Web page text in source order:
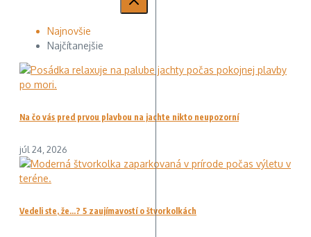
Najnovšie
Najčítanejšie
Na čo vás pred prvou plavbou na jachte nikto neupozorní
júl 24, 2026
Vedeli ste, že…? 5 zaujímavostí o štvorkolkách